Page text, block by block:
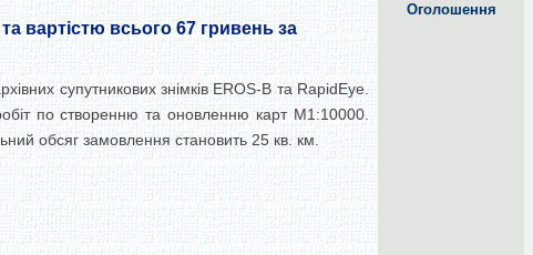
вартістю всього 67 гривень за
супутникових знімків EROS-B та RapidEye.
по створенню та оновленню карт М1:10000.
обсяг замовлення становить 25 кв. км.
Оголошення